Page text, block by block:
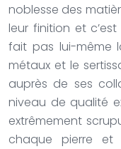
noblesse des
leur finition et
fait pas lui-même
métaux et le
auprès de ses
niveau de qualité
extrêmement
chaque pierre